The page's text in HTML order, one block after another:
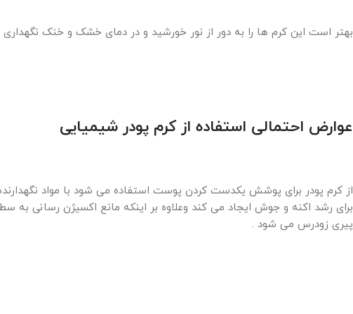
بهتر است این کرم ها را به دور از نور خورشید و در دمای خشک و خنک نگهداری
عوارض احتمالی استفاده از کرم پودر شیمیایی
از کرم پودر برای پوشش یکدست کردن پوست استفاده می شود با مواد
برای رشد اکنه و جوش ایجاد می کند وعلاوه بر اینکه مانع اکسیژن
پیری زودرس می شود .